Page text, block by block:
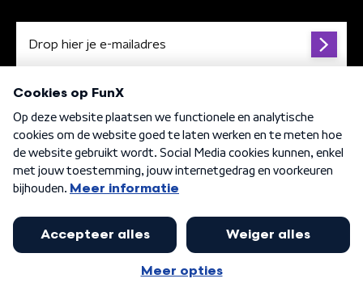
Algemene voorwaarden Privacybeleid